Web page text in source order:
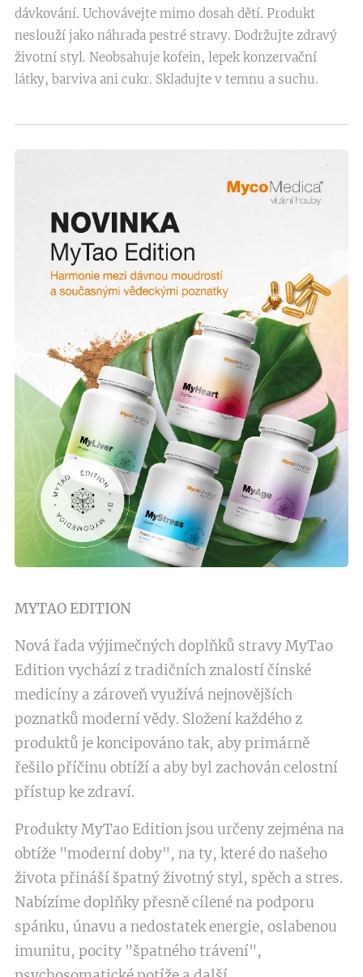
dávkování. Uchovávejte mimo dosah dětí. Produkt
neslouží jako náhrada pestré stravy. Dodržujte zdravý
životní styl. Neobsahuje kofein, lepek konzervační
látky, barviva ani cukr. Skladujte v temnu a suchu.
MYTAO EDITION
Nová řada výjimečných doplňků stravy MyTao
Edition vychází z tradičních znalostí čínské
medicíny a zároveň využívá nejnovějších
poznatků moderní vědy. Složení každého z
produktů je koncipováno tak, aby primárně
řešilo příčinu obtíží a aby byl zachován celostní
přístup ke zdraví.
Produkty MyTao Edition jsou určeny zejména na
obtíže "moderní doby", na ty, které do našeho
života přináší špatný životný styl, spěch a stres.
Nabízíme doplňky přesně cílené na podporu
spánku, únavu a nedostatek energie, oslabenou
imunitu, pocity "špatného trávení",